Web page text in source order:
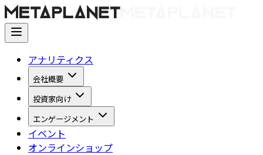
アナリティクス
会社概要
投資家向け
エンゲージメント
イベント
オンラインショップ